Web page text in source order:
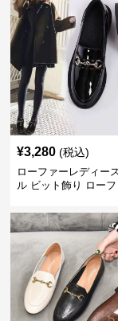
¥3,280 (税込)
ローファーレディー
ル ビット飾り ロー